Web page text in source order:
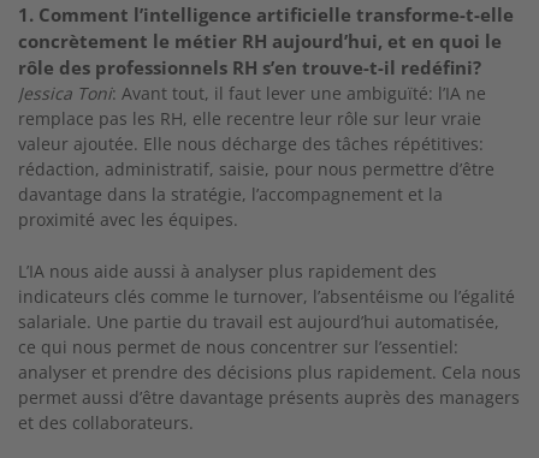
1. Comment l’intelligence artificielle transforme-t-elle
concrètement le métier RH aujourd’hui, et en quoi le
rôle des professionnels RH s’en trouve-t-il redéfini?
Jessica Toni: Avant tout, il faut lever une ambiguïté: l’IA ne
remplace pas les RH, elle recentre leur rôle sur leur vraie
valeur ajoutée. Elle nous décharge des tâches répétitives:
rédaction, administratif, saisie, pour nous permettre d’être
davantage dans la stratégie, l’accompagnement et la
proximité avec les équipes.
L’IA nous aide aussi à analyser plus rapidement des
indicateurs clés comme le turnover, l’absentéisme ou l’égalité
salariale. Une partie du travail est aujourd’hui automatisée,
ce qui nous permet de nous concentrer sur l’essentiel:
analyser et prendre des décisions plus rapidement. Cela nous
permet aussi d’être davantage présents auprès des managers
et des collaborateurs.